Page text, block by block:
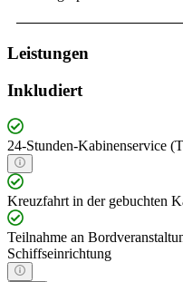
Leistungen
Inkludiert
24-Stunden-Kabinenservice
Kreuzfahrt in der gebuchten
Teilnahme an
Schiffseinrichtung